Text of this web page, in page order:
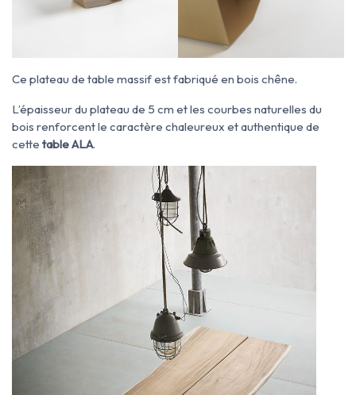
Ce plateau de table massif est fabriqué en bois chêne.
L’épaisseur du plateau de 5 cm et les courbes naturelles du
bois renforcent le caractère chaleureux et authentique de
cette table ALA.